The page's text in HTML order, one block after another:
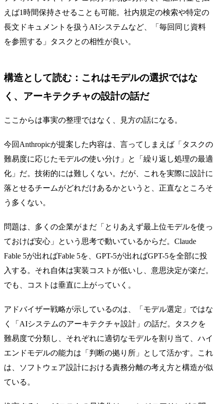
えば1時間保持させることも可能。社内規定の検索や特定の
長文ドキュメントを扱うAIシステムなど、「毎回同じ資料
を参照する」タスクとの相性が良い。
構造として読む：これはモデルの選択ではな
く、アーキテクチャの設計の話だ
ここからは事実の整理ではなく、見方の話になる。
今回Anthropicが提案した内容は、言ってしまえば「タスクの
難易度に応じたモデルの使い分け」と「繰り返し処理の最適
化」だ。技術的には難しくない。だが、これを実際に設計に
落とせるチームがどれだけあるかというと、正直なところそ
う多くない。
問題は、多くの企業がまだ「とりあえず最上位モデルを使っ
ておけば安心」という思考で動いているからだ。Claude
Fable 5が出ればFable 5を、GPT-5が出ればGPT-5を全部に投
入する。それ自体は実装コストが低いし、意思決定が楽だ。
でも、コストは垂直に上がっていく。
アドバイザー戦略が示しているのは、「モデル選定」ではな
く「AIシステムのアーキテクチャ設計」の話だ。タスクを
難易度で分類し、それぞれに適切なモデルを割り当て、ハイ
エンドモデルの能力は「判断の拠り所」として活かす。これ
は、ソフトウェア設計における責務分離の考え方と構造が似
ている。